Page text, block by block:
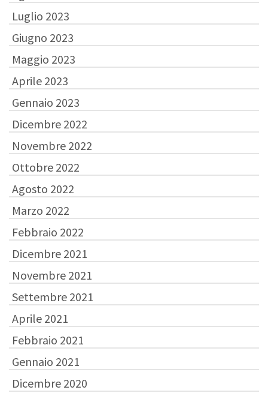
Luglio 2023
Giugno 2023
Maggio 2023
Aprile 2023
Gennaio 2023
Dicembre 2022
Novembre 2022
Ottobre 2022
Agosto 2022
Marzo 2022
Febbraio 2022
Dicembre 2021
Novembre 2021
Settembre 2021
Aprile 2021
Febbraio 2021
Gennaio 2021
Dicembre 2020